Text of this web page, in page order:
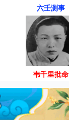
六壬测事
韦千里批命